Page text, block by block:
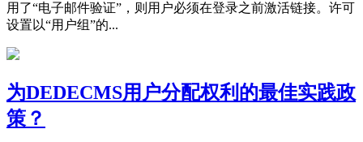
用了“电子邮件验证”，则用户必须在登录之前激活链接。许可
设置以“用户组”的...
为DEDECMS用户分配权利的最佳实践政
策？